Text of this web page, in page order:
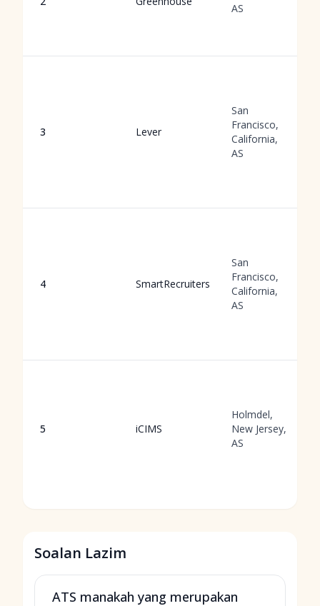
AS
3 Lever
San
Francisco,
California,
AS
4 SmartRecruiters
San
Francisco,
California,
AS
5 iCIMS
Holmdel,
New Jersey,
AS
Soalan Lazim
ATS manakah yang merupakan